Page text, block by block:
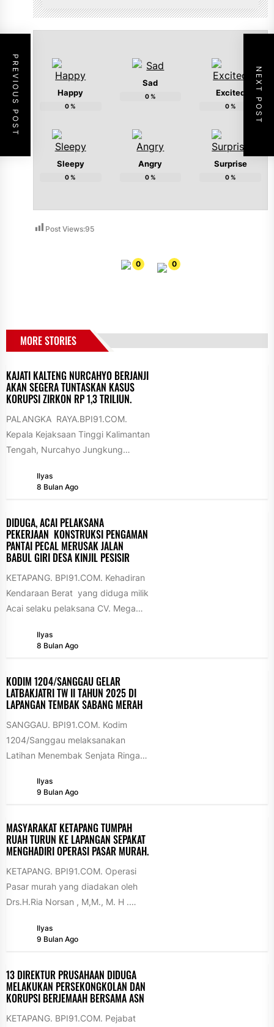
Happy
0%
Sad
0% Excited
0%
Sleepy
0%
Angry
0%
Surprise
0%
Post Views:95
0 0
PREVIOUS POST NEXT POST
MORE STORIES
KAJATI KALTENG NURCAHYO BERJANJI
AKAN SEGERA TUNTASKAN KASUS
KORUPSI ZIRKON RP 1,3 TRILIUN.
PALANGKA RAYA.BPI91.COM.
Kepala Kejaksaan Tinggi Kalimantan
Tengah, Nurcahyo Jungkung
komitmenya akan segera
Ilyas
8 Bulan Ago
DIDUGA, ACAI PELAKSANA
PEKERJAAN KONSTRUKSI PENGAMAN
PANTAI PECAL MERUSAK JALAN
BABUL GIRI DESA KINJIL PESISIR
KETAPANG. BPI91.COM. Kehadiran
Kendaraan Berat yang diduga milik
Acai selaku pelaksana CV. Mega
Pantai Pecal ...
Ilyas
8 Bulan Ago
KODIM 1204/SANGGAU GELAR
LATBAKJATRI TW II TAHUN 2025 DI
LAPANGAN TEMBAK SABANG MERAH ‎
‎SANGGAU. BPI91.COM. Kodim
1204/Sanggau melaksanakan
Latihan Menembak Senjata Ringan
pada Selasa (25/11/2025) pukul
Ilyas
9 Bulan Ago
MASYARAKAT KETAPANG TUMPAH
RUAH TURUN KE LAPANGAN SEPAKAT
MENGHADIRI OPERASI PASAR MURAH.
KETAPANG. BPI91.COM. Operasi
Pasar murah yang diadakan oleh
Drs.H.Ria Norsan , M,M., M. H .
Krisantus Kurniawan,...
Ilyas
9 Bulan Ago
13 DIREKTUR PRUSAHAAN DIDUGA
MELAKUKAN PERSEKONGKOLAN DAN
KORUPSI BERJEMAAH BERSAMA ASN
KETAPANG. BPI91.COM. Pejabat